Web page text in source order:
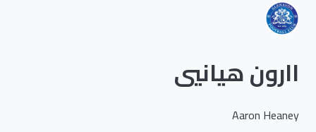
اارون هيانيي
Aaron Heaney